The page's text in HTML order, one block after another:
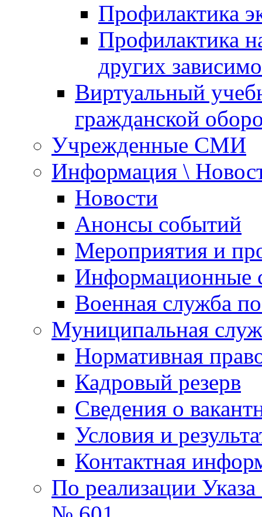
Профилактика
Профилактика
других
Виртуальный
гражданской
Учрежденные СМИ
Информация \
Новости
Анонсы событий
Мероприятия и
Информационные
Военная служба
Муниципальная
Нормативная
Кадровый резерв
Сведения о
Условия и
Контактная
По реализации